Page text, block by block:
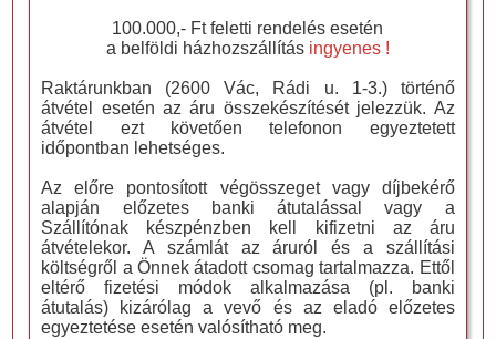
100.000,- Ft feletti rendelés esetén
a belföldi házhozszállítás ingyenes !
Raktárunkban (2600 Vác, Rádi u. 1-3.) történő
átvétel esetén az áru összekészítését jelezzük. Az
átvétel ezt követően telefonon egyeztetett
időpontban lehetséges.
Az előre pontosított végösszeget vagy díjbekérő
alapján előzetes banki átutalással vagy a
Szállítónak készpénzben kell kifizetni az áru
átvételekor. A számlát az áruról és a szállítási
költségről a Önnek átadott csomag tartalmazza. Ettől
eltérő fizetési módok alkalmazása (pl. banki
átutalás) kizárólag a vevő és az eladó előzetes
egyeztetése esetén valósítható meg.